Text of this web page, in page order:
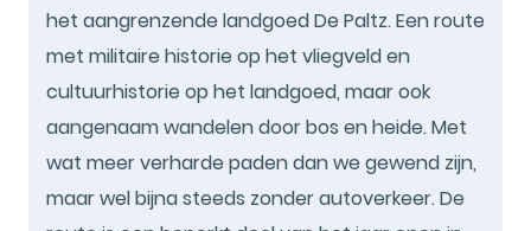
het aangrenzende landgoed De Paltz. Een route
met militaire historie op het vliegveld en
cultuurhistorie op het landgoed, maar ook
aangenaam wandelen door bos en heide. Met
wat meer verharde paden dan we gewend zijn,
maar wel bijna steeds zonder autoverkeer. De